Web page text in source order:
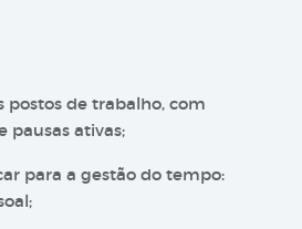
postos de trabalho, com
pausas ativas;
para a gestão do tempo: